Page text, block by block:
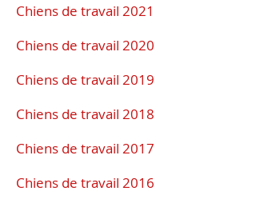
Chiens de travail 2021
Chiens de travail 2020
Chiens de travail 2019
Chiens de travail 2018
Chiens de travail 2017
Chiens de travail 2016